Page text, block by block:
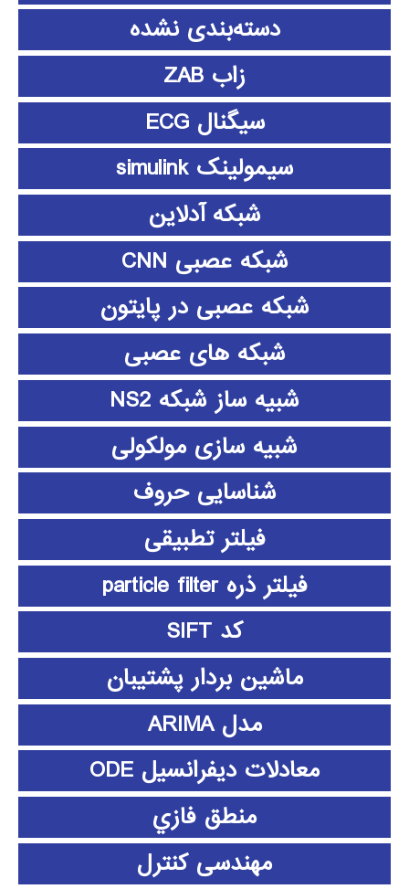
دسته‌بندی نشده
زاب ZAB
سیگنال ECG
سیمولینک simulink
شبکه آدلاین
شبکه عصبی CNN
شبکه عصبی در پایتون
شبکه های عصبی
شبیه ساز شبکه NS2
شبیه سازی مولکولی
شناسایی حروف
فیلتر تطبیقی
فیلتر ذره particle filter
کد SIFT
ماشین بردار پشتیبان
مدل ARIMA
معادلات دیفرانسیل ODE
منطق فازي
مهندسی کنترل